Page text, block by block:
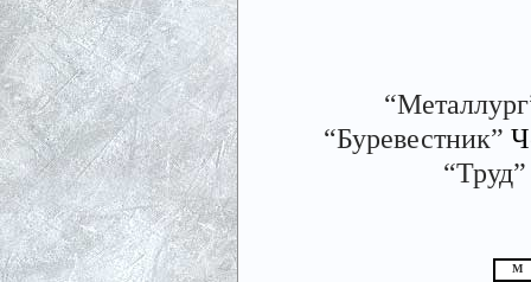
“Буревестник”
М